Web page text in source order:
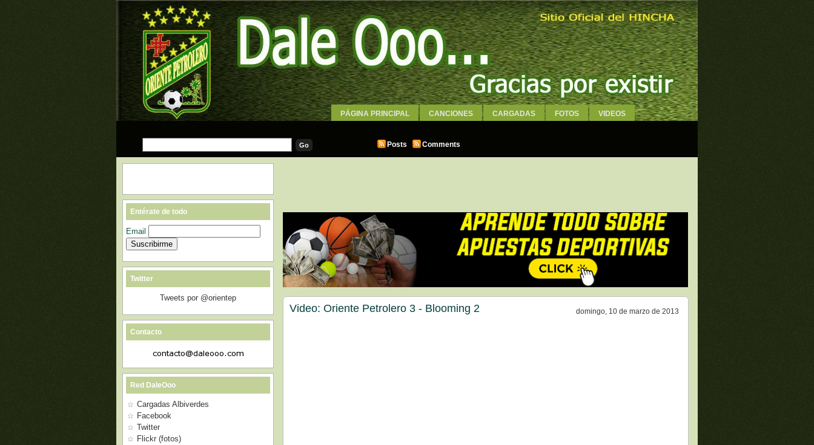
PÁGINA PRINCIPAL CANCIONES CARGADAS FOTOS VIDEOS
Posts
Comments
domingo, 10 de marzo de 2013
Video: Oriente Petrolero 3 - Blooming 2
Entérate de todo
Email
Twitter
Tweets por @orientep
Contacto
Red DaleOoo
Cargadas Albiverdes
Facebook
Twitter
Flickr (fotos)